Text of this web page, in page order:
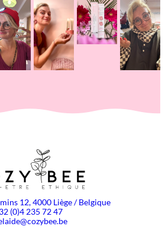
12, 4000 Liège / Belgique
(0)4 235 72 47